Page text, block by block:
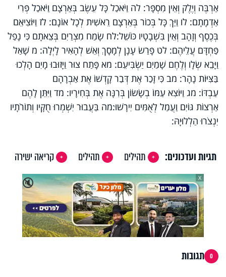
אַרְבֶּה וְיֶלֶק וְאֵין מִסְפָּר: לה וַיֹּאכַל כָּל עֵשֶׂב בְּאַרְצָם וַיֹּאכַל פְּרִי
אַדְמָתָם: לו וַיַּךְ כָּל בְּכוֹר בְּאַרְצָם רֵאשִׁית לְכָל אוֹנָם: לז וַיּוֹצִיאֵם
בְּכֶסֶף וְזָהָב וְאֵין בִּשְׁבָטָיו כּוֹשֵׁל:לח שָׂמַח מִצְרַיִם בְּצֵאתָם כִּי נָפַל
פַּחְדָּם עֲלֵיהֶם: לט פָּרַשׂ עָנָן לְמָסָךְ וְאֵשׁ לְהָאִיר לָיְלָה: מ שָׁאַל
וַיָּבֵא שְׂלָו וְלֶחֶם שָׁמַיִם יַשְׂבִּיעֵם: מא פָּתַח צוּר וַיָּזוּבוּ מָיִם הָלְכוּ
בַּצִּיּוֹת נָהָר: מב כִּי זָכַר אֶת דְּבַר קָדְשׁוֹ אֶת אַבְרָהָם
עַבְדּוֹ: מג וַיּוֹצִא עַמּוֹ בְשָׂשׂוֹן בְּרִנָּה אֶת בְּחִירָיו: מד וַיִּתֵּן לָהֶם
אַרְצוֹת גּוֹיִם וַעֲמַל לְאֻמִּים יִירָשׁוּ:מה בַּעֲבוּר יִשְׁמְרוּ חֻקָּיו וְתוֹרֹתָיו
יִנְצֹרוּ הַלְלוּיָהּ:
תגיות ועדכונים: תהילים תהילים
קריאה ישירה
🔇
X
0 תגובות